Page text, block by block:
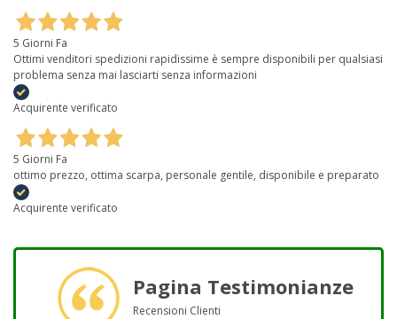
5 Giorni Fa
Ottimi venditori spedizioni rapidissime è sempre disponibili per qualsiasi
problema senza mai lasciarti senza informazioni
Acquirente verificato
5 Giorni Fa
ottimo prezzo, ottima scarpa, personale gentile, disponibile e preparato
Acquirente verificato
Pagina Testimonianze
Recensioni Clienti